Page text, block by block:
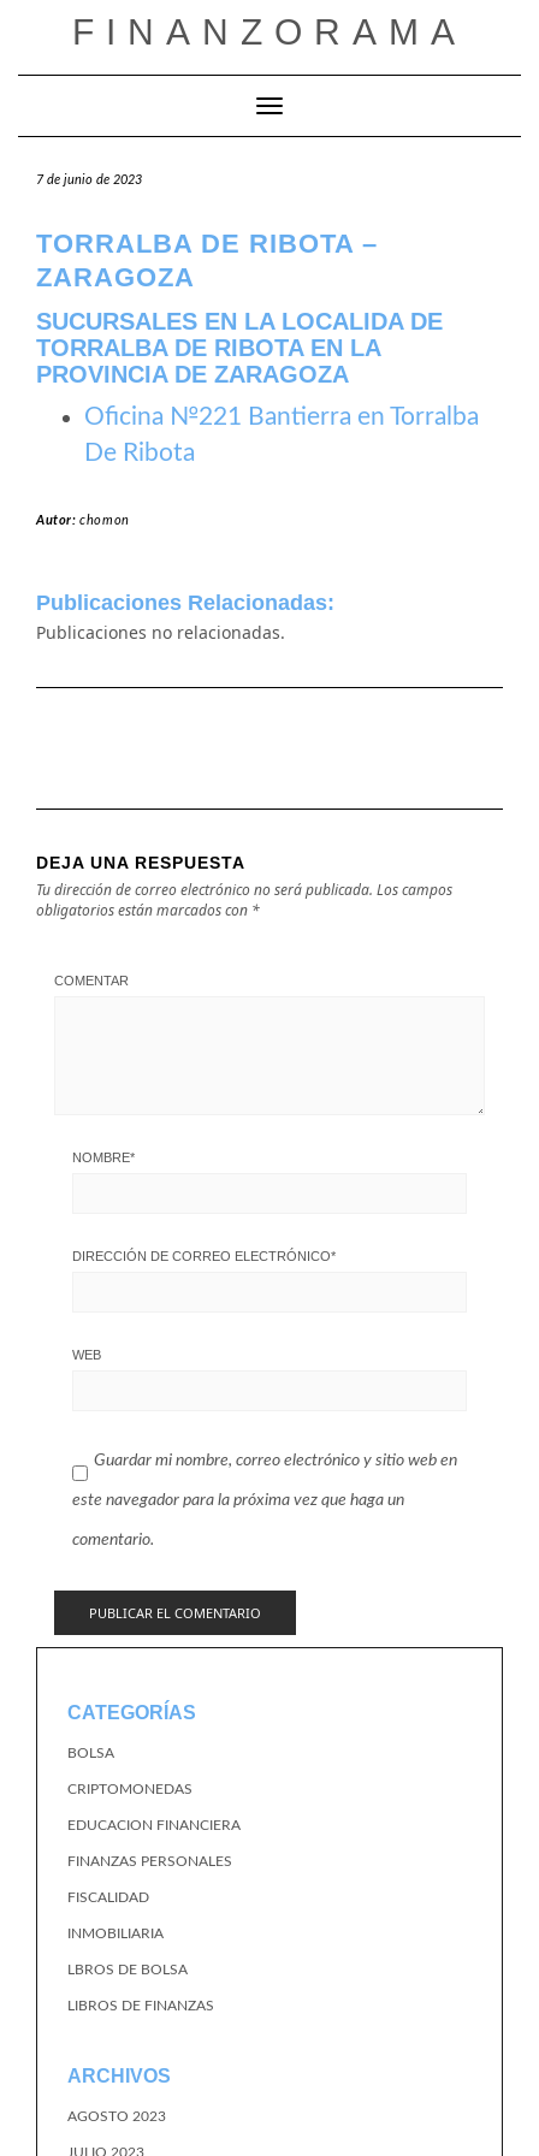
FINANZORAMA
Cambiar modo de navegación
7 de junio de 2023
TORRALBA DE RIBOTA –
ZARAGOZA
SUCURSALES EN LA LOCALIDA DE
TORRALBA DE RIBOTA EN LA
PROVINCIA DE ZARAGOZA
Oficina №221 Bantierra en Torralba
De Ribota
Autor:chomon
Publicaciones Relacionadas:
Publicaciones no relacionadas.
DEJA UNA RESPUESTA
Tu dirección de correo electrónico no será publicada. Los campos
obligatorios están marcados con *
COMENTAR
NOMBRE*
DIRECCIÓN DE CORREO ELECTRÓNICO*
WEB
Guardar mi nombre, correo electrónico y sitio web en
este navegador para la próxima vez que haga un
comentario.
CATEGORÍAS
BOLSA
CRIPTOMONEDAS
EDUCACION FINANCIERA
FINANZAS PERSONALES
FISCALIDAD
INMOBILIARIA
LBROS DE BOLSA
LIBROS DE FINANZAS
ARCHIVOS
AGOSTO 2023
JULIO 2023